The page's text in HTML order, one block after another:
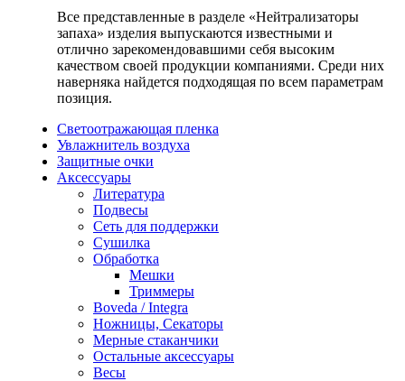
Все представленные в разделе «Нейтрализаторы
запаха» изделия выпускаются известными и
отлично зарекомендовавшими себя высоким
качеством своей продукции компаниями. Среди них
наверняка найдется подходящая по всем параметрам
позиция.
Светоотражающая пленка
Увлажнитель воздуха
Защитные очки
Аксессуары
Литература
Подвесы
Сеть для поддержки
Сушилка
Обработка
Мешки
Триммеры
Boveda / Integra
Ножницы, Секаторы
Мерные стаканчики
Остальные аксессуары
Весы